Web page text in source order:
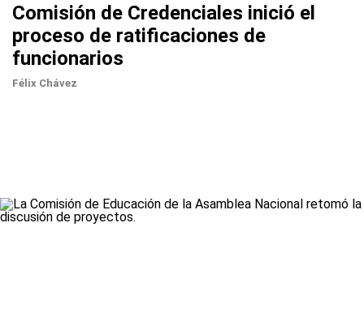
Comisión de Credenciales inició el
proceso de ratificaciones de
funcionarios
Félix Chávez